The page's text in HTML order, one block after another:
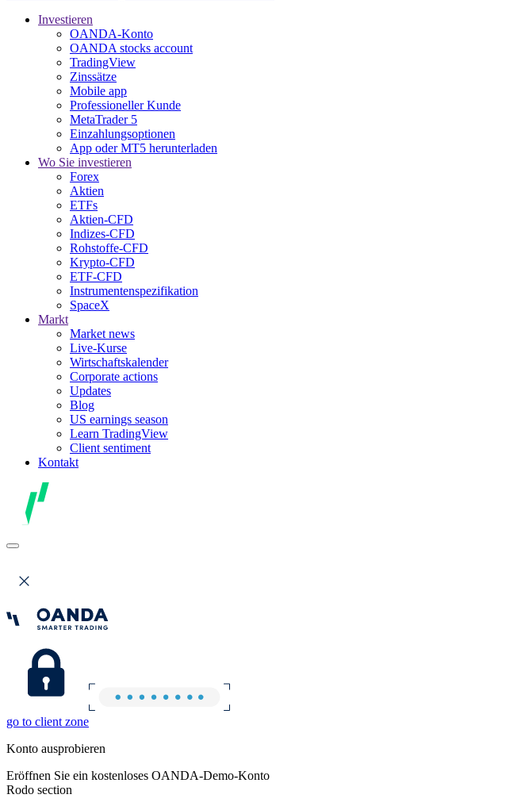
Investieren
OANDA-Konto
OANDA stocks account
TradingView
Zinssätze
Mobile app
Professioneller Kunde
MetaTrader 5
Einzahlungsoptionen
App oder MT5 herunterladen
Wo Sie investieren
Forex
Aktien
ETFs
Aktien-CFD
Indizes-CFD
Rohstoffe-CFD
Krypto-CFD
ETF-CFD
Instrumentenspezifikation
SpaceX
Markt
Market news
Live-Kurse
Wirtschaftskalender
Corporate actions
Updates
Blog
US earnings season
Learn TradingView
Client sentiment
Kontakt
go to client zone
Konto ausprobieren
Eröffnen Sie ein kostenloses OANDA-Demo-Konto
Rodo section